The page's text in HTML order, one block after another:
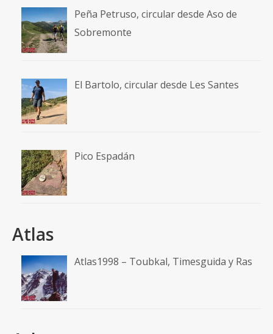
Peña Petruso, circular desde Aso de
Sobremonte
El Bartolo, circular desde Les Santes
Pico Espadán
Atlas
Atlas1998 – Toubkal, Timesguida y Ras